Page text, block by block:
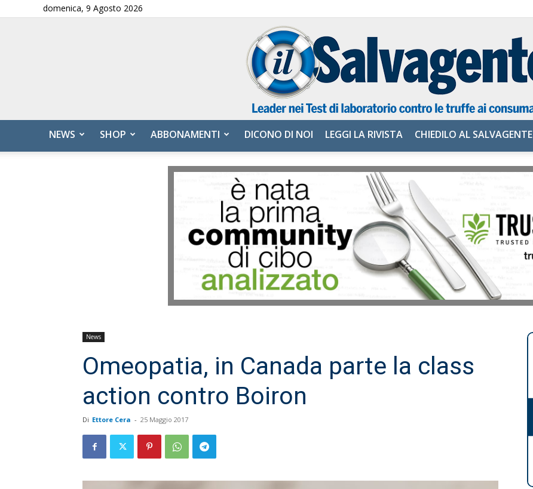
domenica, 9 Agosto 2026
Salvagente
NEWS SHOP ABBONAMENTI DICONO DI NOI LEGGI LA RIVISTA CHIEDILO AL SALVAGENTE
News
Omeopatia, in Canada parte la class
action contro Boiron
Di Ettore Cera - 25 Maggio 2017